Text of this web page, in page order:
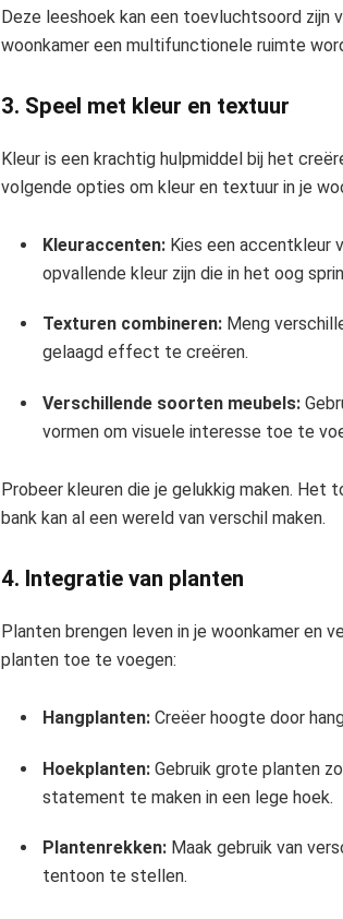
Deze leeshoek kan een toevluchtsoord zijn
woonkamer een multifunctionele ruimte
3. Speel met kleur en textuur
Kleur is een krachtig hulpmiddel bij het
volgende opties om kleur en textuur in je
Kleuraccenten: Kies een accentkleur
opvallende kleur zijn die in het oog
Texturen combineren: Meng
gelaagd effect te creëren.
Verschillende soorten meubels:
vormen om visuele interesse toe te
Probeer kleuren die je gelukkig maken. Het
bank kan al een wereld van verschil maken.
4. Integratie van planten
Planten brengen leven in je woonkamer en
planten toe te voegen:
Hangplanten: Creëer hoogte door
Hoekplanten: Gebruik grote planten
statement te maken in een lege hoek.
Plantenrekken: Maak gebruik van
tentoon te stellen.